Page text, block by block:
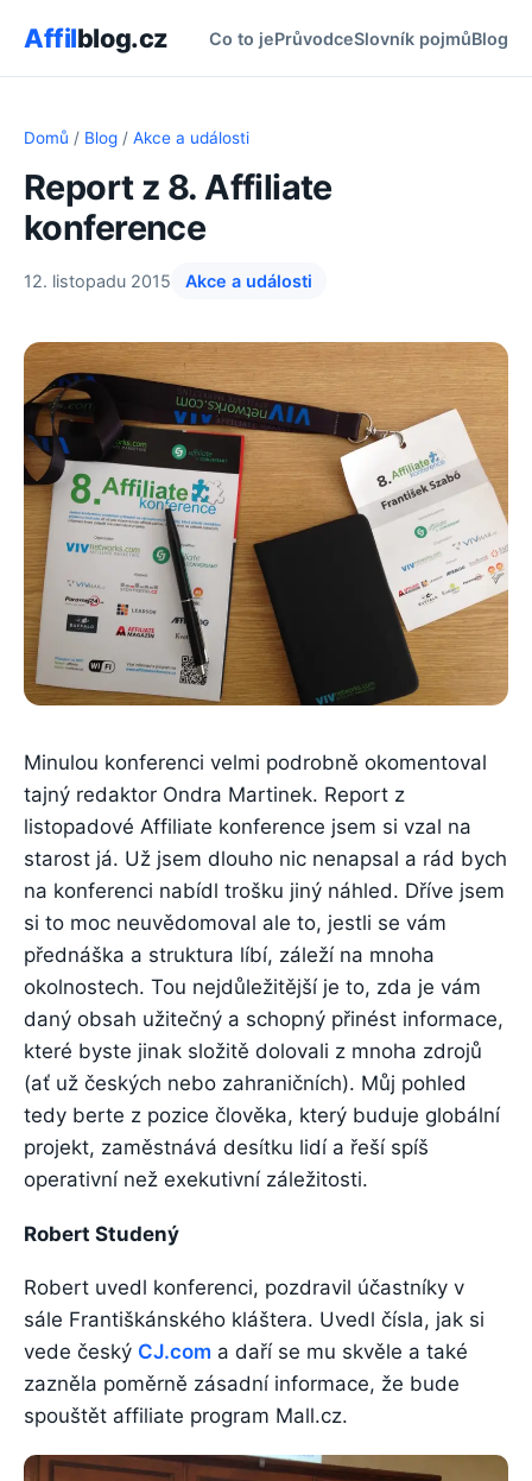
Affilblog.cz Co to jePrůvodceSlovník pojmůBlog
Domů / Blog / Akce a události
Report z 8. Affiliate
konference
12. listopadu 2015 Akce a události
Minulou konferenci velmi podrobně okomentoval
tajný redaktor Ondra Martinek. Report z
listopadové Affiliate konference jsem si vzal na
starost já. Už jsem dlouho nic nenapsal a rád bych
na konferenci nabídl trošku jiný náhled. Dříve jsem
si to moc neuvědomoval ale to, jestli se vám
přednáška a struktura líbí, záleží na mnoha
okolnostech. Tou nejdůležitější je to, zda je vám
daný obsah užitečný a schopný přinést informace,
které byste jinak složitě dolovali z mnoha zdrojů
(ať už českých nebo zahraničních). Můj pohled
tedy berte z pozice člověka, který buduje globální
projekt, zaměstnává desítku lidí a řeší spíš
operativní než exekutivní záležitosti.
Robert Studený
Robert uvedl konferenci, pozdravil účastníky v
sále Františkánského kláštera. Uvedl čísla, jak si
vede český CJ.com a daří se mu skvěle a také
zazněla poměrně zásadní informace, že bude
spouštět affiliate program Mall.cz.